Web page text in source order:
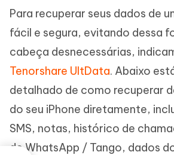
Para recuperar seus dados de
fácil e segura, evitando dessa
cabeça desnecessárias,
Tenorshare UltData. Abaixo
detalhado de como recuperar
do seu iPhone diretamente,
SMS, notas, histórico de
de WhatsApp / Tango, dados